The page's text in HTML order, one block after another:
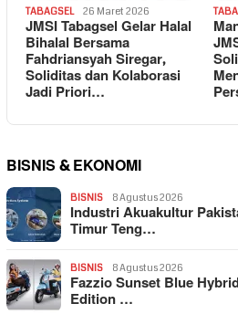
TABAGSEL 26 Maret 2026
JMSI Tabagsel Gelar Halal
Bihalal Bersama
Fahdriansyah Siregar,
Soliditas dan Kolaborasi
Jadi Priori…
BISNIS & EKONOMI
BISNIS 8 Agustus 2026
Industri Akuakultur
Timur Teng…
BISNIS 8 Agustus 2026
Fazzio Sunset Blue
Edition …